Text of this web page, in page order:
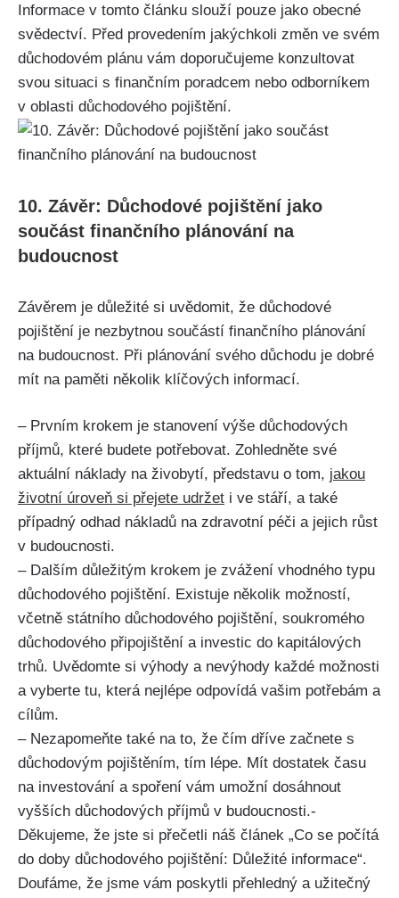
Informace v tomto článku slouží pouze jako obecné
svědectví. Před provedením jakýchkoli změn ve svém
důchodovém plánu vám doporučujeme konzultovat
svou situaci s finančním poradcem nebo odborníkem
v oblasti důchodového pojištění.
10. Závěr: Důchodové pojištění jako
součást finančního plánování na
budoucnost
Závěrem je důležité si uvědomit, že důchodové
pojištění je nezbytnou součástí finančního plánování
na budoucnost. Při plánování svého důchodu je dobré
mít na paměti několik klíčových informací.
– Prvním krokem je stanovení výše důchodových
příjmů, které budete potřebovat. Zohledněte své
aktuální náklady na živobytí, představu o tom, jakou
životní úroveň si přejete udržet i ve stáří, a také
případný odhad nákladů na zdravotní péči a jejich růst
v budoucnosti.
– Dalším důležitým krokem je zvážení vhodného typu
důchodového pojištění. Existuje několik možností,
včetně státního důchodového pojištění, soukromého
důchodového připojištění a investic do kapitálových
trhů. Uvědomte si výhody a nevýhody každé možnosti
a vyberte tu, která nejlépe odpovídá vašim potřebám a
cílům.
– Nezapomeňte také na to, že čím dříve začnete s
důchodovým pojištěním, tím lépe. Mít dostatek času
na investování a spoření vám umožní dosáhnout
vyšších důchodových příjmů v budoucnosti.-
Děkujeme, že jste si přečetli náš článek „Co se počítá
do doby důchodového pojištění: Důležité informace“.
Doufáme, že jsme vám poskytli přehledný a užitečný